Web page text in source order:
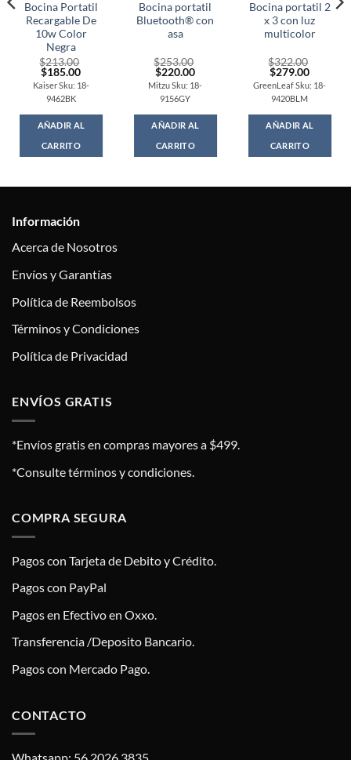
Bocina Portatil
Recargable De
10w Color
Negra
$213.00
Original
price
was:
$213.00.
$185.00Current
price
is:
Kaiser Sku: 18-
9462BK
AÑADIR AL
CARRITO
Bocina portatil
Bluetooth® con
asa
$253.00
Original
price
was:
$253.00.
$220.00Current
price
is:
Mitzu Sku: 18-
9156GY
AÑADIR AL
CARRITO
Bocina portatil 2
x 3 con luz
multicolor
$322.00
Original
price
was:
$322.00.
$279.00Current
price
is:
GreenLeaf Sku: 18-
9420BLM
AÑADIR AL
CARRITO
Información
Acerca de Nosotros
Envíos y Garantías
Política de Reembolsos
Términos y Condiciones
Política de Privacidad
ENVÍOS GRATIS
*Envíos gratis en compras mayores a $499.
*Consulte términos y condiciones.
COMPRA SEGURA
Pagos con Tarjeta de Debito y Crédito.
Pagos con PayPal
Pagos en Efectivo en Oxxo.
Transferencia /Deposito Bancario.
Pagos con Mercado Pago.
CONTACTO